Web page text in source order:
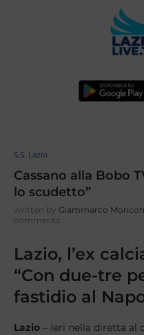
S.S. Lazio
Cassano alla Bobo
lo scudetto”
written by Giammarco
comments
Lazio, l’ex
“Con due-tre
fastidio al
Lazio – Ieri nella diretta al